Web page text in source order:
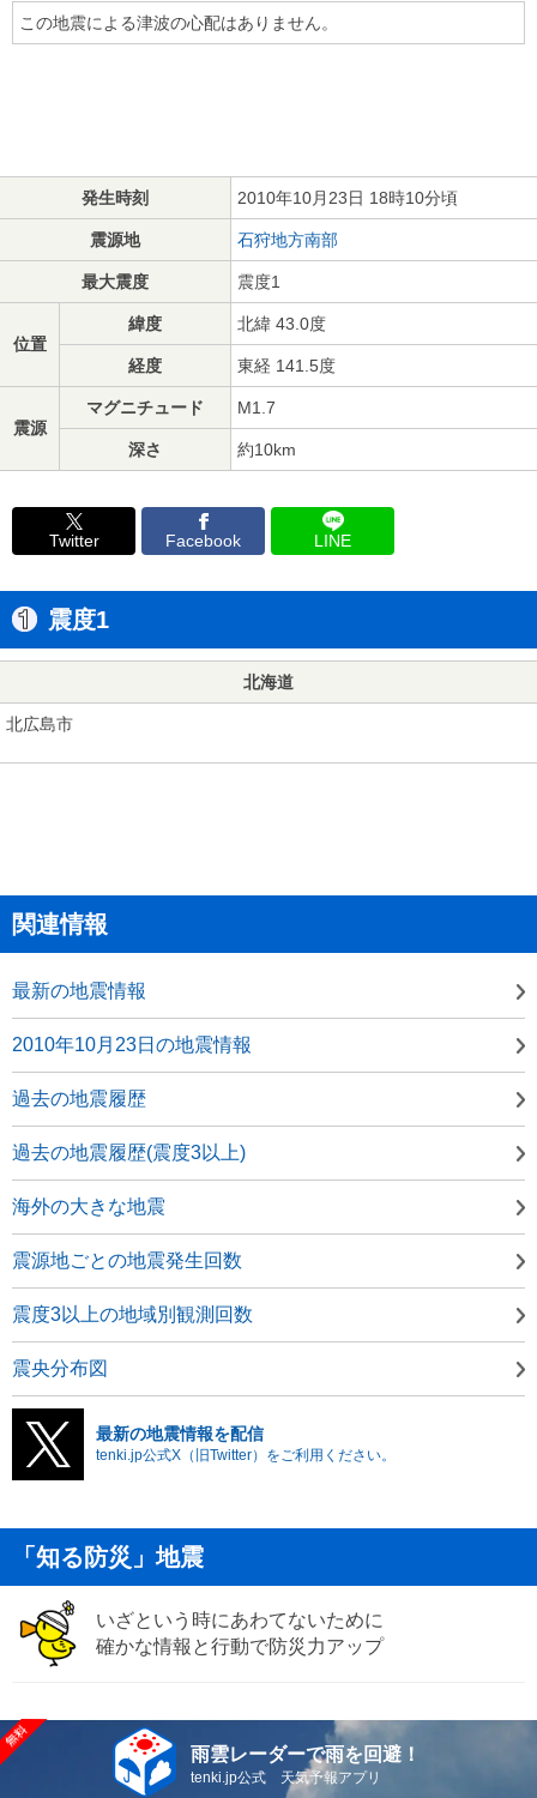
この地震による津波の心配はありません。
発生時刻 2010年10月23日 18時10分頃
震源地 石狩地方南部
最大震度 震度1
位置
緯度 北緯 43.0度
経度 東経 141.5度
震源
マグニチュード M1.7
深さ 約10km
Twitter Facebook LINE
震度1
北海道
北広島市
関連情報
最新の地震情報
2010年10月23日の地震情報
過去の地震履歴
過去の地震履歴(震度3以上)
海外の大きな地震
震源地ごとの地震発生回数
震度3以上の地域別観測回数
震央分布図
最新の地震情報を配信
tenki.jp公式X（旧Twitter）をご利用ください。
「知る防災」地震
いざという時にあわてないために
確かな情報と行動で防災力アップ
雨雲レーダーで雨を回避！
tenki.jp公式 天気予報アプリ